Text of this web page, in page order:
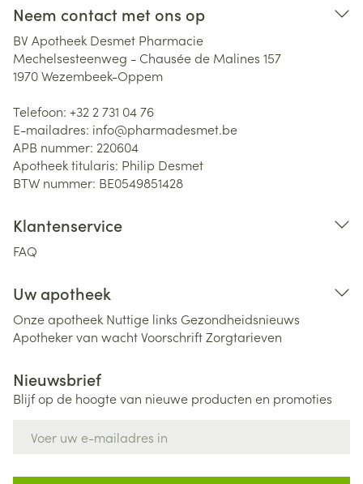
Neem contact met ons op
BV Apotheek Desmet Pharmacie
Mechelsesteenweg - Chausée de Malines 157
1970Wezembeek-Oppem
Telefoon: +32 2 731 04 76
E-mailadres: info@pharmadesmet.be
APB nummer: 220604
Apotheek titularis: Philip Desmet
BTW nummer: BE0549851428
Klantenservice
FAQ
Uw apotheek
Onze apotheek Nuttige links Gezondheidsnieuws
Apotheker van wachtVoorschriftZorgtarieven
Nieuwsbrief
Blijf op de hoogte van nieuwe producten en promoties